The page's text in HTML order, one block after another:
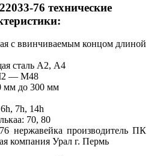
76 технические
с ввинчиваемым концом длиной
сталь А2, А4
— М48
мм до 300 мм
7h, 14h
70, 80
нержавейка производитель ПК
компания Урал г. Пермь